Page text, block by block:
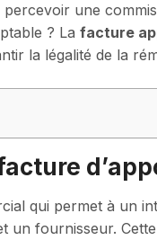
une
? La facture
la légalité de la
qui permet à un
un fournisseur.